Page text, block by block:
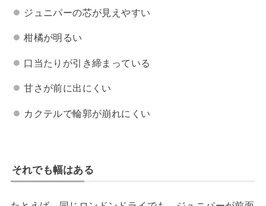
ジュニパーの芯が見えやすい
柑橘が明るい
口当たりが引き締まっている
甘さが前に出にくい
カクテルで輪郭が崩れにくい
それでも幅はある